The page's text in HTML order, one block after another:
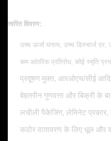
त्वरित विवरण:
उच्च ऊर्जा घनत्व, उच्च डिस्चार्ज दर,
कम आंतरिक प्रतिरोध, कोई स्मृति
प्रदूषण मुक्त, आरओएच/सीई
बेहतरीन गुणवत्ता और बिक्री के
लचीली पैकेजिंग, लेमिनेट प्रकार,
कठोर वातावरण के लिए धूल और